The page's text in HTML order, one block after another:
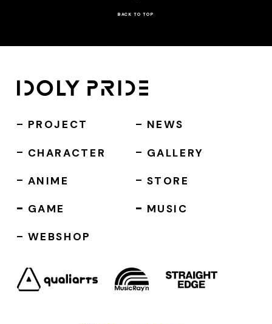
BACK TO TOP
PROJECT
CHARACTER
ANIME
GAME
WEBSHOP
NEWS
GALLERY
STORE
MUSIC